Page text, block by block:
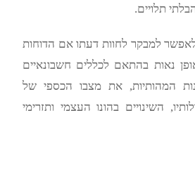
תלויים.
למבקר לחוות דעתו אם הדוחות
נאות בהתאם לכללים חשבונאיים
המהותיות, את מצבו הכספי של
השינויים בהונו העצמי ותזרימי